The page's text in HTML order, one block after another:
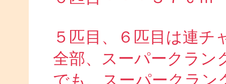
５匹目、６匹目は連チ
全部、スーパークラン
でも、スーパークラン